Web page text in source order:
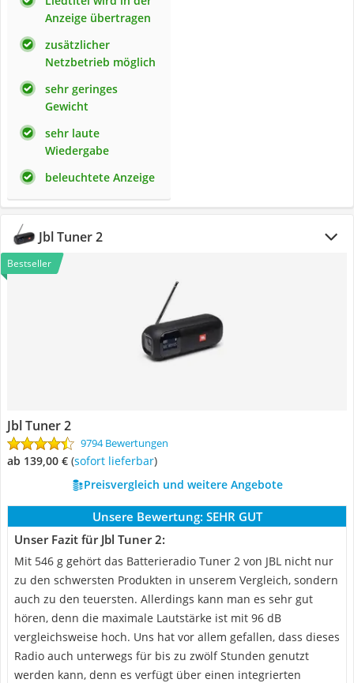
Anzeige übertragen
zusätzlicher
Netzbetrieb möglich
sehr geringes
Gewicht
sehr laute
Wiedergabe
beleuchtete Anzeige
Jbl Tuner 2
Bestseller
Jbl Tuner 2
9794 Bewertungen
ab 139,00 € ( Sofort lieferbar)
Preisvergleich und weitere Angebote
Unsere Bewertung: SEHR GUT
Unser Fazit für Jbl Tuner 2:
Mit 546 g gehört das Batterieradio Tuner 2 von JBL nicht nur
zu den schwersten Produkten in unserem Vergleich, sondern
auch zu den teuersten. Allerdings kann man es sehr gut
hören, denn die maximale Lautstärke ist mit 96 dB
vergleichsweise hoch. Uns hat vor allem gefallen, dass dieses
Radio auch unterwegs für bis zu zwölf Stunden genutzt
werden kann, denn es verfügt über einen integrierten